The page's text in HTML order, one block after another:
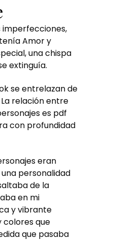
imperfecciones,
Amor y
una chispa
extinguía.
se entrelazan de
relación entre
es pdf
con profundidad
eran
personalidad
de la
en mi
y vibrante
colores que
que pasaba